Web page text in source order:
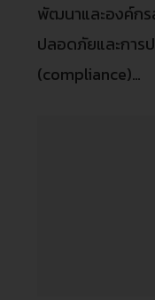
พัฒนาและองค์กร
ปลอดภัยและกา
(compliance)…